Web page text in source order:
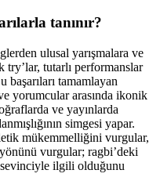
tanınır?
ulusal yarışmalara ve
try’lar, tutarlı performanslar
başarıları tamamlayan
yorumcular arasında ikonik
ve yayınlarda
simgesi yapar.
mükemmelliğini vurgular,
vurgular; ragbi’deki
sevinciyle ilgili olduğunu